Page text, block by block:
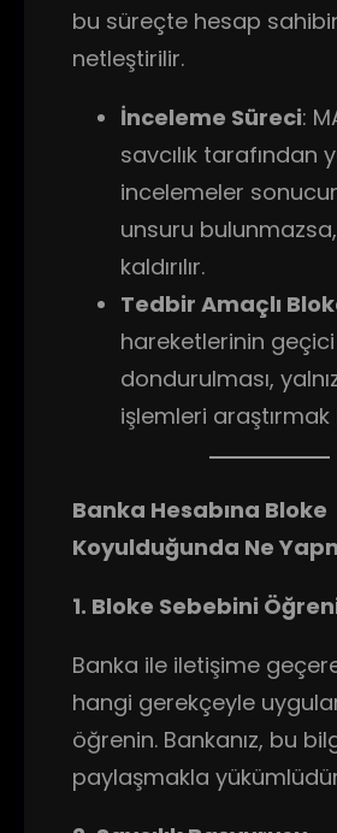
bu süreçte hesap
netleştirilir.
İnceleme Süreci:
savcılık tarafından
incelemeler
unsuru
kaldırılır.
Tedbir Amaçlı
hareketlerinin
dondurulması,
işlemleri araştırmak
Banka Hesabına Bloke
Koyulduğunda Ne
1. Bloke Sebebini
Banka ile iletişime
hangi gerekçeyle
öğrenin. Bankanız, bu
paylaşmakla